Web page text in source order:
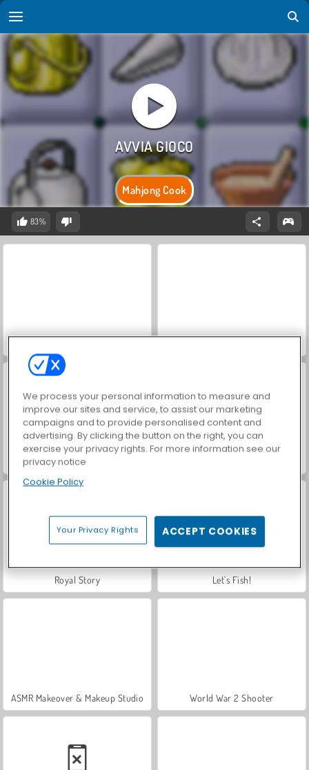
Mahjong Cook
83%
VegaMix Da Vinci Puzzles
Royal Story Let's Fish!
ASMR Makeover & Makeup Studio World War 2 Shooter
We process your personal information to measure and
improve our sites and service, to assist our marketing
campaigns and to provide personalised content and
advertising. By clicking the button on the right, you can
exercise your privacy rights. For more information see our
privacy notice
Cookie Policy
Your Privacy Rights ACCEPT COOKIES